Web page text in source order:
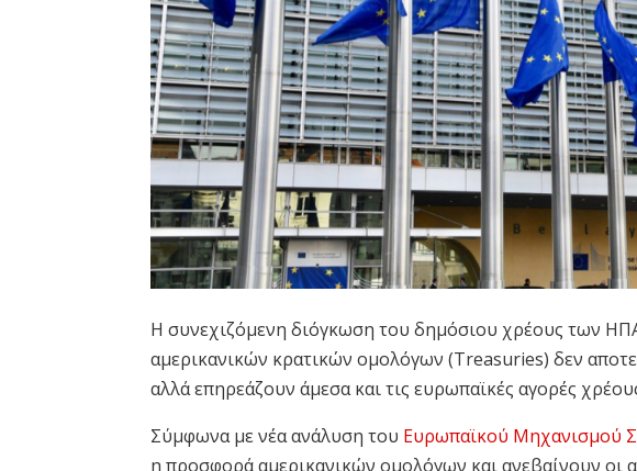
Η συνεχιζόμενη διόγκωση του δημόσιου χρέους των
αμερικανικών κρατικών ομολόγων (Treasuries) δεν
αλλά επηρεάζουν άμεσα και τις ευρωπαϊκές αγορές
Σύμφωνα με νέα ανάλυση του Ευρωπαϊκού Μηχανισμού
η προσφορά αμερικανικών ομολόγων και ανεβαίνουν οι